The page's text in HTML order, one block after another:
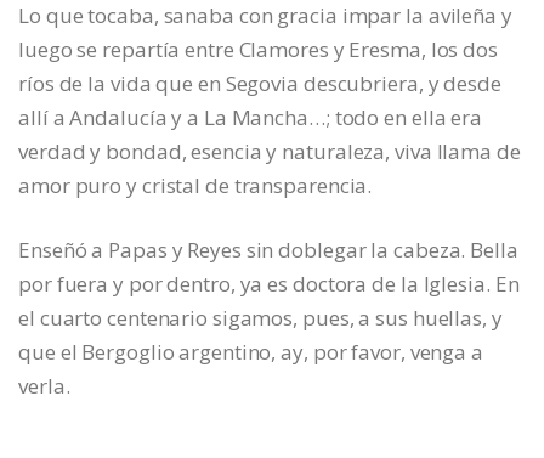
Lo que tocaba, sanaba con gracia impar la avileña y
luego se repartía entre Clamores y Eresma, los dos
ríos de la vida que en Segovia descubriera, y desde
allí a Andalucía y a La Mancha…; todo en ella era
verdad y bondad, esencia y naturaleza, viva llama de
amor puro y cristal de transparencia.
Enseñó a Papas y Reyes sin doblegar la cabeza. Bella
por fuera y por dentro, ya es doctora de la Iglesia. En
el cuarto centenario sigamos, pues, a sus huellas, y
que el Bergoglio argentino, ay, por favor, venga a
verla.